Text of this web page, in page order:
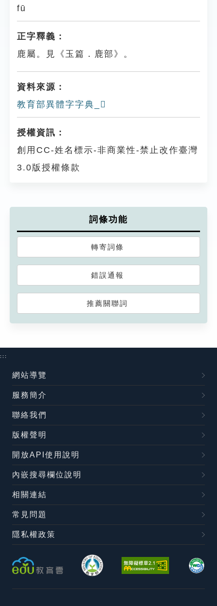
fū
正字釋義：
鹿屬。見《玉篇．鹿部》。
資料來源：
教育部異體字字典_𪊐
授權資訊：
創用CC-姓名標示-非商業性-禁止改作臺灣
3.0版授權條款
詞條功能
轉寄詞條
錯誤通報
推薦關聯詞
:::
網站導覽
服務簡介
聯絡我們
版權聲明
開放API使用說明
內嵌搜尋欄位說明
相關連結
常見問題
隱私權政策